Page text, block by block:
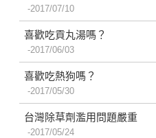
2017/07/10
喜歡吃貢丸湯嗎？
2017/06/03
喜歡吃熱狗嗎？
2017/05/30
台灣除草劑濫用問題嚴重
2017/05/24